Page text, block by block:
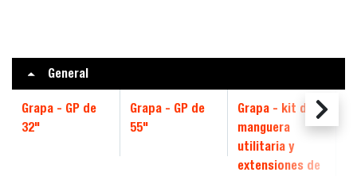
General
Grapa - GP de
32"
Grapa - GP de
55"
Grapa - kit de
manguera
utilitaria y
extensiones de